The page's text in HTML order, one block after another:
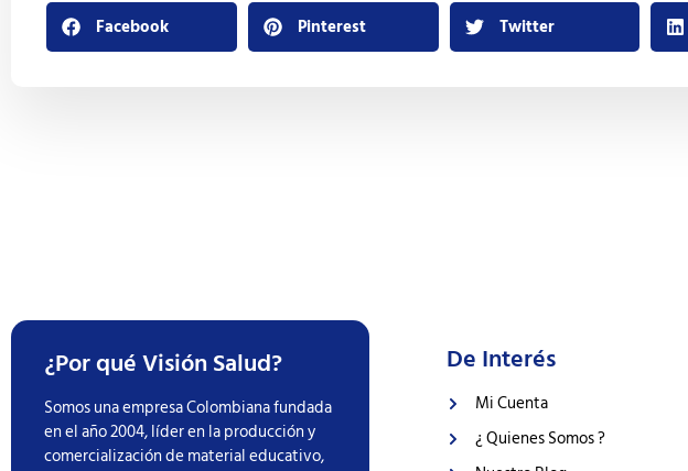
Facebook Pinterest Twitter
¿Por qué Visión Salud?
Somos una empresa Colombiana fundada
en el año 2004, líder en la producción y
comercialización de material educativo,
De Interés
Mi Cuenta
¿ Quienes Somos ?